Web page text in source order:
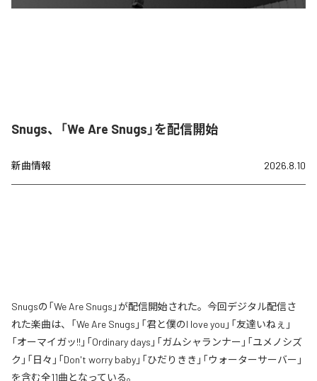
Snugs、「We Are Snugs」を配信開始
新曲情報 2026.8.10
Snugsの「We Are Snugs」が配信開始された。今回デジタル配信さ
れた楽曲は、「We Are Snugs」「君と僕のI love you」「友達いねぇ」
「オーマイガッ!!」「Ordinary days」「ガムシャランナー」「ユメノシズ
ク」「日々」「Don't worry baby」「ひだりきき」「ウォーターサーバー」
を含む全11曲となっている。